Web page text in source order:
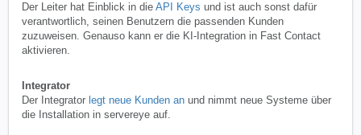
Der Leiter hat Einblick in die API Keys und ist auch sonst dafür
verantwortlich, seinen Benutzern die passenden Kunden
zuzuweisen. Genauso kann er die KI-Integration in Fast Contact
aktivieren.
Integrator
Der Integrator legt neue Kunden an und nimmt neue Systeme über
die Installation in servereye auf.